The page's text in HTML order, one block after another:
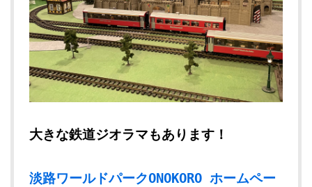
大きな鉄道ジオラマもあります！
淡路ワールドパークONOKORO ホームペー